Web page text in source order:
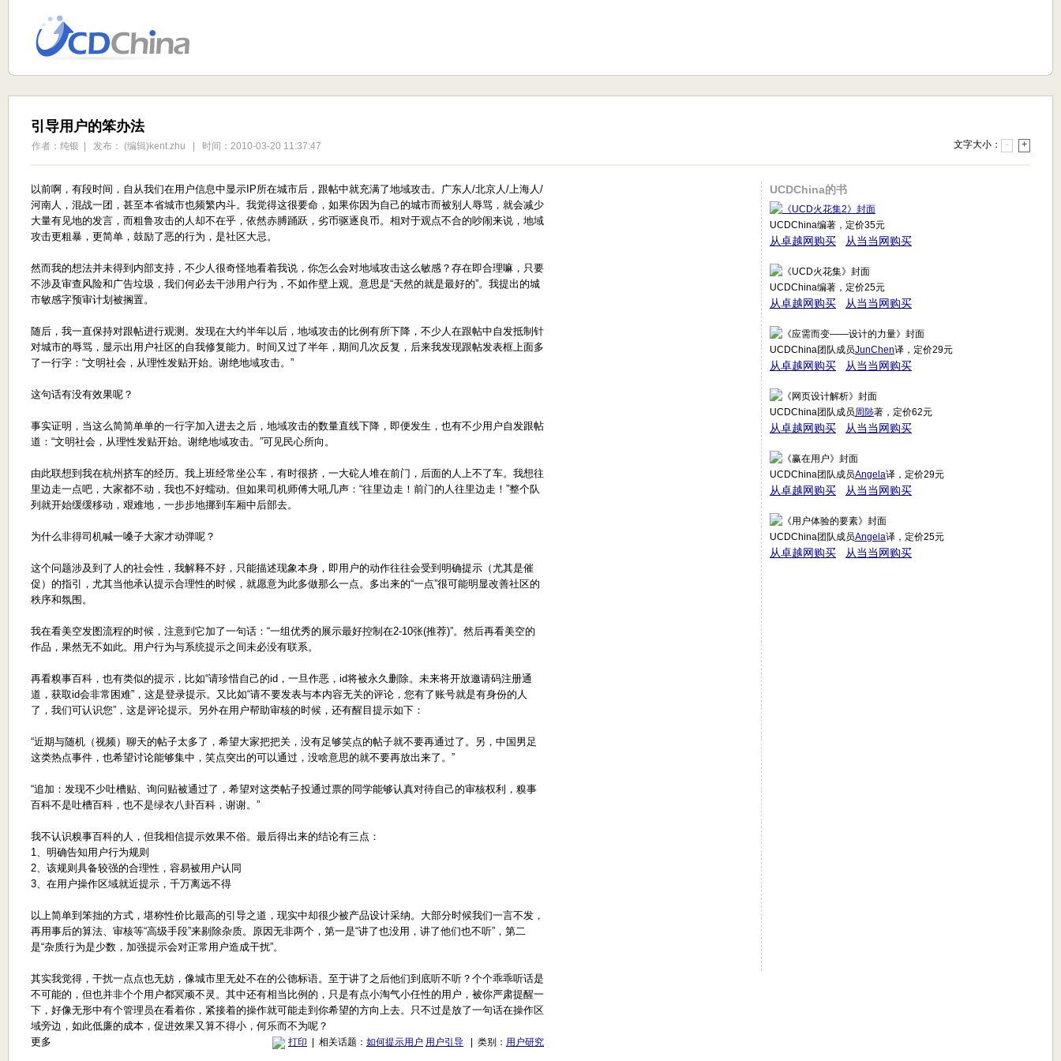
引导用户的笨办法
作者：纯银 | 发布： (编辑)kent.zhu | 时间：2010-03-20 11:37:47 文字大小： - +
以前啊，有段时间，自从我们在用户信息中显示IP所在城市后，跟帖中就充满了地域攻击。广东人/北京人/上海人/
河南人，混战一团，甚至本省城市也频繁内斗。我觉得这很要命，如果你因为自己的城市而被别人辱骂，就会减少
大量有见地的发言，而粗鲁攻击的人却不在乎，依然赤膊踊跃，劣币驱逐良币。相对于观点不合的吵闹来说，地域
攻击更粗暴，更简单，鼓励了恶的行为，是社区大忌。
然而我的想法并未得到内部支持，不少人很奇怪地看着我说，你怎么会对地域攻击这么敏感？存在即合理嘛，只要
不涉及审查风险和广告垃圾，我们何必去干涉用户行为，不如作壁上观。意思是“天然的就是最好的”。我提出的城
市敏感字预审计划被搁置。
随后，我一直保持对跟帖进行观测。发现在大约半年以后，地域攻击的比例有所下降，不少人在跟帖中自发抵制针
对城市的辱骂，显示出用户社区的自我修复能力。时间又过了半年，期间几次反复，后来我发现跟帖发表框上面多
了一行字：“文明社会，从理性发贴开始。谢绝地域攻击。”
这句话有没有效果呢？
事实证明，当这么简简单单的一行字加入进去之后，地域攻击的数量直线下降，即便发生，也有不少用户自发跟帖
道：“文明社会，从理性发贴开始。谢绝地域攻击。”可见民心所向。
由此联想到我在杭州挤车的经历。我上班经常坐公车，有时很挤，一大砣人堆在前门，后面的人上不了车。我想往
里边走一点吧，大家都不动，我也不好蠕动。但如果司机师傅大吼几声：“往里边走！前门的人往里边走！”整个队
列就开始缓缓移动，艰难地，一步步地挪到车厢中后部去。
为什么非得司机喊一嗓子大家才动弹呢？
这个问题涉及到了人的社会性，我解释不好，只能描述现象本身，即用户的动作往往会受到明确提示（尤其是催
促）的指引，尤其当他承认提示合理性的时候，就愿意为此多做那么一点。多出来的“一点”很可能明显改善社区的
秩序和氛围。
我在看美空发图流程的时候，注意到它加了一句话：“一组优秀的展示最好控制在2-10张(推荐)”。然后再看美空的
作品，果然无不如此。用户行为与系统提示之间未必没有联系。
再看糗事百科，也有类似的提示，比如“请珍惜自己的id，一旦作恶，id将被永久删除。未来将开放邀请码注册通
道，获取id会非常困难”，这是登录提示。又比如“请不要发表与本内容无关的评论，您有了账号就是有身份的人
了，我们可认识您”，这是评论提示。另外在用户帮助审核的时候，还有醒目提示如下：
“近期与随机（视频）聊天的帖子太多了，希望大家把把关，没有足够笑点的帖子就不要再通过了。另，中国男足
这类热点事件，也希望讨论能够集中，笑点突出的可以通过，没啥意思的就不要再放出来了。”
“追加：发现不少吐槽贴、询问贴被通过了，希望对这类帖子投通过票的同学能够认真对待自己的审核权利，糗事
百科不是吐槽百科，也不是绿衣八卦百科，谢谢。”
我不认识糗事百科的人，但我相信提示效果不俗。最后得出来的结论有三点：
1、明确告知用户行为规则
2、该规则具备较强的合理性，容易被用户认同
3、在用户操作区域就近提示，千万离远不得
以上简单到笨拙的方式，堪称性价比最高的引导之道，现实中却很少被产品设计采纳。大部分时候我们一言不发，
再用事后的算法、审核等“高级手段”来剔除杂质。原因无非两个，第一是“讲了也没用，讲了他们也不听”，第二
是“杂质行为是少数，加强提示会对正常用户造成干扰”。
其实我觉得，干扰一点点也无妨，像城市里无处不在的公德标语。至于讲了之后他们到底听不听？个个乖乖听话是
不可能的，但也并非个个用户都冥顽不灵。其中还有相当比例的，只是有点小淘气小任性的用户，被你严肃提醒一
下，好像无形中有个管理员在看着你，紧接着的操作就可能走到你希望的方向上去。只不过是放了一句话在操作区
域旁边，如此低廉的成本，促进效果又算不得小，何乐而不为呢？
更多
打印 | 相关话题： 如何提示用户 用户引导 | 类别： 用户研究
UCDChina的书
UCDChina编著，定价35元
从卓越网购买 从当当网购买
UCDChina编著，定价25元
从卓越网购买 从当当网购买
UCDChina团队成员JunChen译，定价29元
从卓越网购买 从当当网购买
UCDChina团队成员周陟著，定价62元
从卓越网购买 从当当网购买
UCDChina团队成员Angela译，定价29元
从卓越网购买 从当当网购买
UCDChina团队成员Angela译，定价25元
从卓越网购买 从当当网购买